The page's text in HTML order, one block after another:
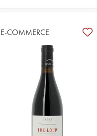
E-COMMERCE